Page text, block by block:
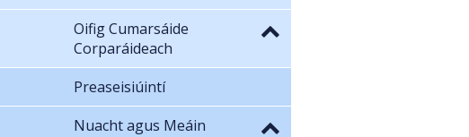
Oifig Cumarsáide
Corparáideach
Preaseisiúintí
Nuacht agus Meáin